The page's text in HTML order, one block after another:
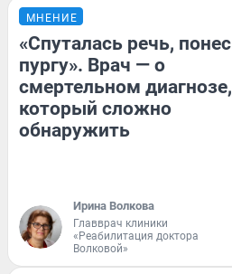
МНЕНИЕ
«Спуталась речь, понес
пургу». Врач — о
смертельном диагнозе,
который сложно
обнаружить
Ирина Волкова
Главврач клиники
«Реабилитация доктора
Волковой»